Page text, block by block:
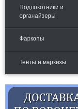
Подлокотники и
органайзеры
Фаркопы
Тенты и маркизы